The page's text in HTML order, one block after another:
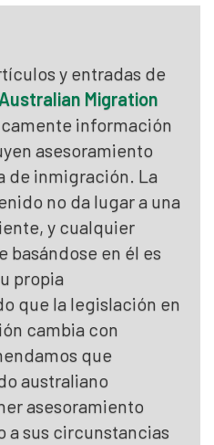
y entradas de
Australian Migration
información
asesoramiento
de inmigración. La
no da lugar a una
y cualquier
basándose en él es
propia
que la legislación en
cambia con
que
australiano
asesoramiento
a sus circunstancias